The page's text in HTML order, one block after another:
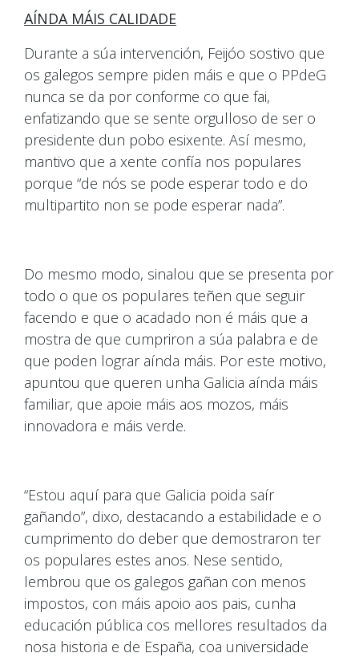
AÍNDA MÁIS CALIDADE
Durante a súa intervención, Feijóo sostivo que
os galegos sempre piden máis e que o PPdeG
nunca se da por conforme co que fai,
enfatizando que se sente orgulloso de ser o
presidente dun pobo esixente. Así mesmo,
mantivo que a xente confía nos populares
porque “de nós se pode esperar todo e do
multipartito non se pode esperar nada”.
Do mesmo modo, sinalou que se presenta por
todo o que os populares teñen que seguir
facendo e que o acadado non é máis que a
mostra de que cumpriron a súa palabra e de
que poden lograr aínda máis. Por este motivo,
apuntou que queren unha Galicia aínda máis
familiar, que apoie máis aos mozos, máis
innovadora e máis verde.
“Estou aquí para que Galicia poida saír
gañando”, dixo, destacando a estabilidade e o
cumprimento do deber que demostraron ter
os populares estes anos. Nese sentido,
lembrou que os galegos gañan con menos
impostos, con máis apoio aos pais, cunha
educación pública cos mellores resultados da
nosa historia e de España, coa universidade